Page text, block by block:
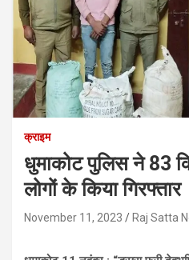
क्राइम
धुमाकोट पुलिस ने 83
लोगों के किया गिरफ्तार
November 11, 2023 Raj Satta